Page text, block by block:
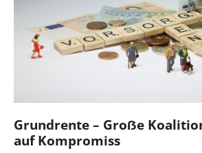
Grundrente – Groẞe
auf Kompromiss